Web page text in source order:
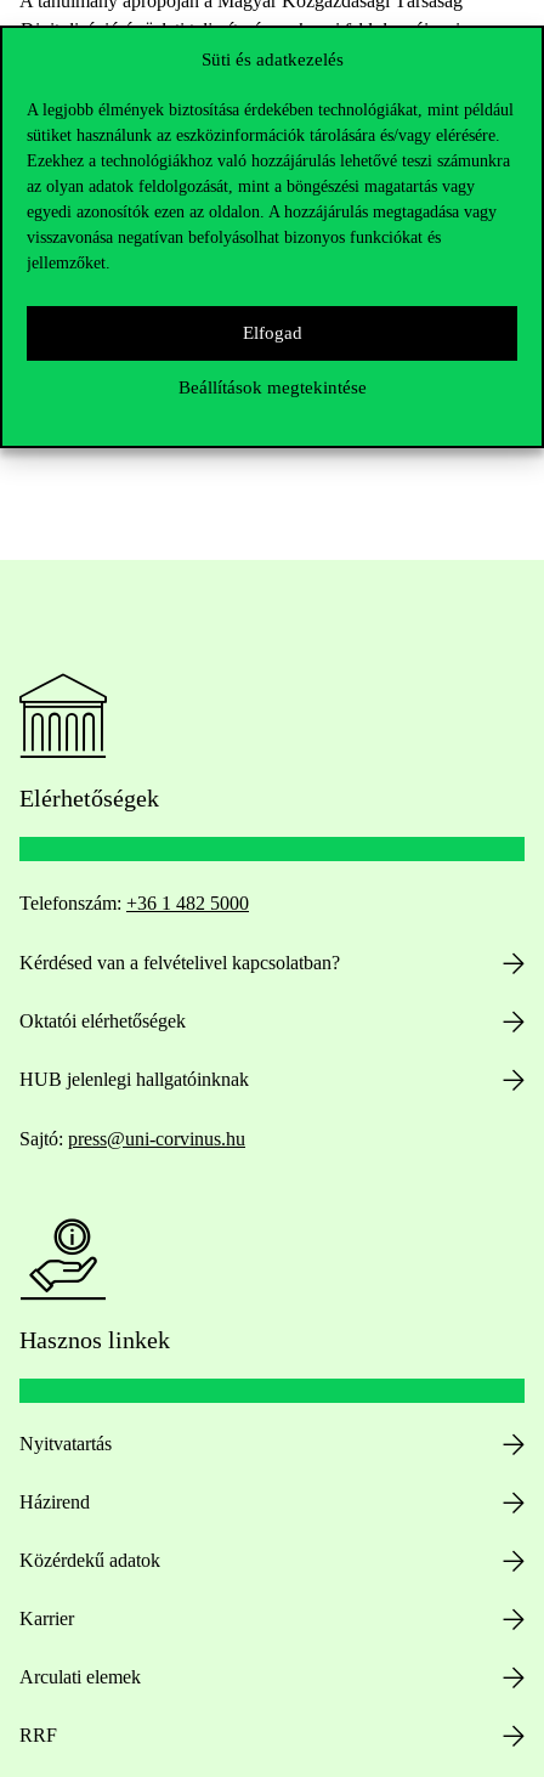
Süti és adatkezelés
A legjobb élmények biztosítása érdekében technológiákat, mint például
sütiket használunk az eszközinformációk tárolására és/vagy elérésére.
Ezekhez a technológiákhoz való hozzájárulás lehetővé teszi számunkra
az olyan adatok feldolgozását, mint a böngészési magatartás vagy
egyedi azonosítók ezen az oldalon. A hozzájárulás megtagadása vagy
visszavonása negatívan befolyásolhat bizonyos funkciókat és
jellemzőket.
Elfogad
Beállítások megtekintése
Digitalizáció és üzleti teljesítmény – hazai feldolgozóipari
online szakmai rendezvényt
majd kerekasztal-beszélgetést tartanak további szakértőkkel a
témában.
Elérhetőségek
Telefonszám: +36 1 482 5000
Kérdésed van a felvételivel kapcsolatban?
Oktatói elérhetőségek
HUB jelenlegi hallgatóinknak
Sajtó: press@uni-corvinus.hu
Hasznos linkek
Nyitvatartás
Házirend
Közérdekű adatok
Karrier
Arculati elemek
RRF